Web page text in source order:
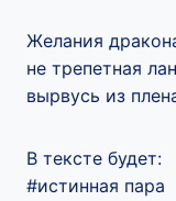
Желания
не трепетная
вырвусь из
В тексте будет:
#истинная пара